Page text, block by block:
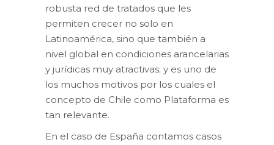
robusta red de tratados que les
permiten crecer no solo en
Latinoamérica, sino que también a
nivel global en condiciones arancelarias
y jurídicas muy atractivas; y es uno de
los muchos motivos por los cuales el
concepto de Chile como Plataforma es
tan relevante.
En el caso de España contamos casos